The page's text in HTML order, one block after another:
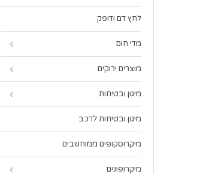
לחץ דם ודופק
מדי חום
מוצרים ירוקים
מיגון ובטיחות
מיגון ובטיחות לרכב
מיקרוסקופים ממוחשבים
מיקרופונים